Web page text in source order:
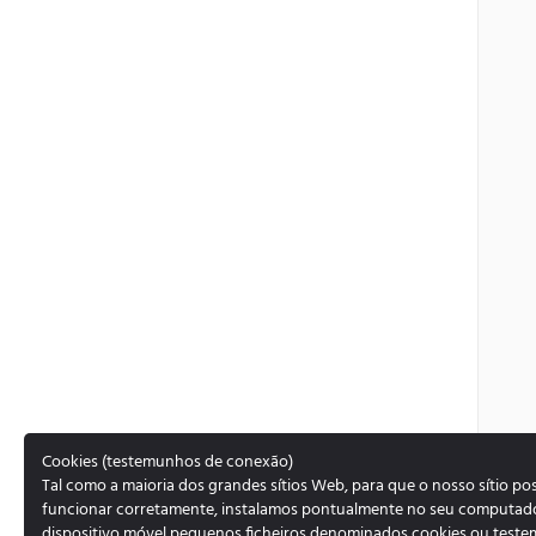
Cookies (testemunhos de conexão)
Tal como a maioria dos grandes sítios Web, para que o nosso sítio
funcionar corretamente, instalamos pontualmente no seu